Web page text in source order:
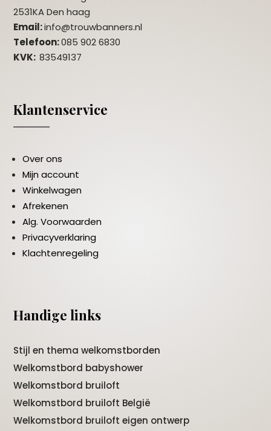
2531KA Den haag
Email:info@trouwbanners.nl
Telefoon:085 902 6830
KVK:83549137
Klantenservice
Over ons
Mijn account
Winkelwagen
Afrekenen
Alg. Voorwaarden
Privacyverklaring
Klachtenregeling
Handige links
Stijl en thema welkomstborden
Welkomstbord babyshower
Welkomstbord bruiloft
Welkomstbord bruiloft België
Welkomstbord bruiloft eigen ontwerp